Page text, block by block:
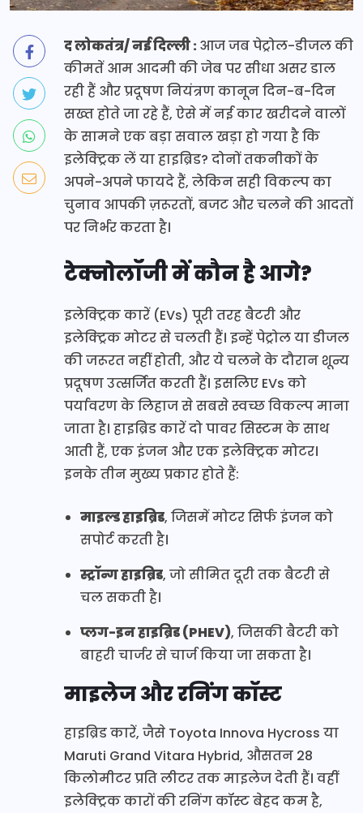
द लोकतंत्र/ नई दिल्ली :आज जब पेट्रोल-डीजल की
कीमतें आम आदमी की जेब पर सीधा असर डाल
रही हैं और प्रदूषण नियंत्रण कानून दिन-ब-दिन
सख्त होते जा रहे हैं, ऐसे में नई कार खरीदने वालों
के सामने एक बड़ा सवाल खड़ा हो गया है कि
इलेक्ट्रिक लें या हाइब्रिड? दोनों तकनीकों के
अपने-अपने फायदे हैं, लेकिन सही विकल्प का
चुनाव आपकी ज़रूरतों, बजट और चलने की आदतों
पर निर्भर करता है।
टेक्नोलॉजी में कौन है आगे?
इलेक्ट्रिक कारें (EVs) पूरी तरह बैटरी और
इलेक्ट्रिक मोटर से चलती हैं। इन्हें पेट्रोल या डीजल
की जरूरत नहीं होती, और ये चलने के दौरान शून्य
प्रदूषण उत्सर्जित करती हैं। इसलिए EVs को
पर्यावरण के लिहाज से सबसे स्वच्छ विकल्प माना
जाता है। हाइब्रिड कारें दो पावर सिस्टम के साथ
आती हैं, एक इंजन और एक इलेक्ट्रिक मोटर।
इनके तीन मुख्य प्रकार होते हैं:
माइल्ड हाइब्रिड, जिसमें मोटर सिर्फ इंजन को
सपोर्ट करती है।
स्ट्रॉन्ग हाइब्रिड, जो सीमित दूरी तक बैटरी से
चल सकती है।
प्लग-इन हाइब्रिड (PHEV), जिसकी बैटरी को
बाहरी चार्जर से चार्ज किया जा सकता है।
माइलेज और रनिंग कॉस्ट
हाइब्रिड कारें, जैसे Toyota Innova Hycross या
Maruti Grand Vitara Hybrid, औसतन 28
किलोमीटर प्रति लीटर तक माइलेज देती हैं। वहीं
इलेक्ट्रिक कारों की रनिंग कॉस्ट बेहद कम है,